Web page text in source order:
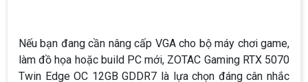
Nếu bạn đang cần nâng cấp VGA cho bộ máy chơi game,
làm đồ họa hoặc build PC mới, ZOTAC Gaming RTX 5070
Twin Edge OC 12GB GDDR7 là lựa chọn đáng cân nhắc